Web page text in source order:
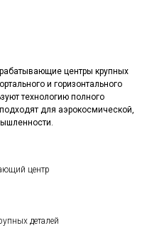
центры крупных
и горизонтального
технологию полного
для аэрокосмической,
центр
деталей